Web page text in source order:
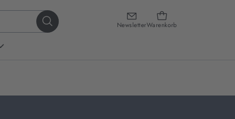
NewsletterWarenkorb